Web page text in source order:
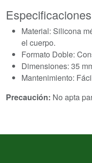
Especificaciones
Material: Silicona
el cuerpo.
Formato Doble:
Dimensiones: 35
Mantenimiento:
Precaución: No apta